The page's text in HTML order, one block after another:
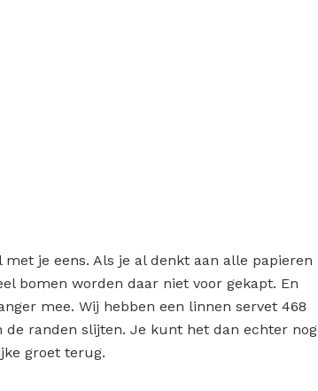
je eens. Als je al denkt aan alle papieren
bomen worden daar niet voor gekapt. En
mee. Wij hebben een linnen servet 468
de randen slijten. Je kunt het dan echter nog
groet terug.